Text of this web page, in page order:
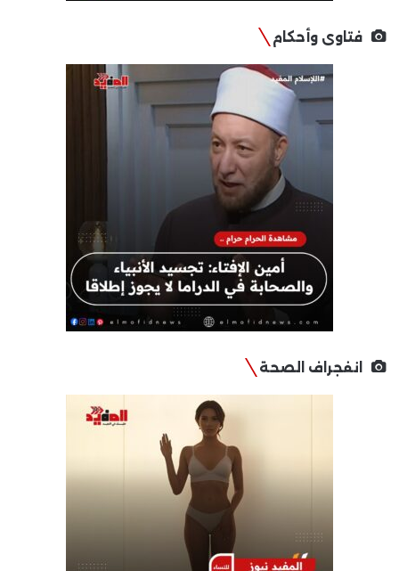
فتاوى وأحكام
انفجراف الصحة